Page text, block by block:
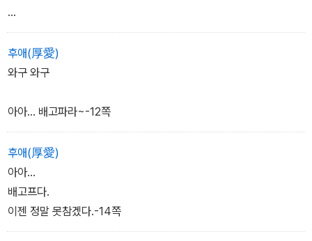
은 자와 산 자를 혼재시키는 구성들이 마치 남미의 환상문학을 읽는
듯한 매력을 던져 준다. 간간히 유머스러운 장면도 삽입되어 다층적
또 부엌에서 뭐라도 찾아봐야겠군...-10쪽
후애(厚愛)
와구 와구
아아... 배고파라~-12쪽
후애(厚愛)
아아...
배고프다.
이젠 정말 못참겠다.-14쪽